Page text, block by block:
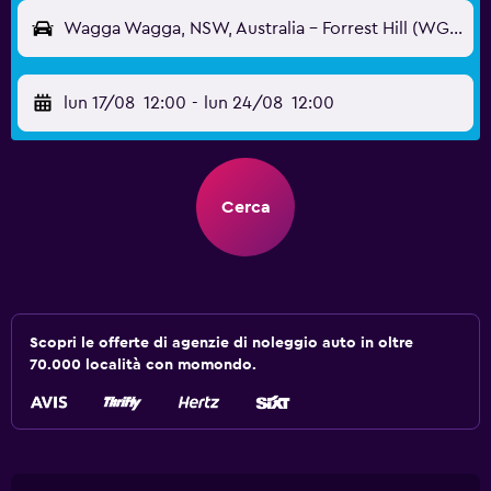
Wagga Wagga, NSW, Australia - Forrest Hill (WGA)
lun 17/08 12:00 - lun 24/08 12:00
Cerca
Scopri le offerte di agenzie di noleggio auto in oltre
70.000 località con momondo.